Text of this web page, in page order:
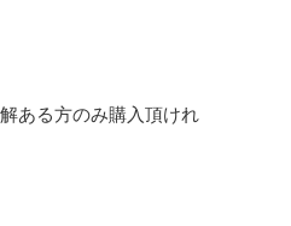
ある方のみ購入頂けれ